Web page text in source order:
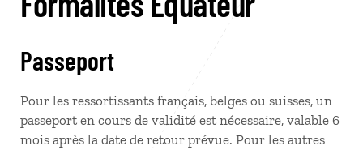
Passeport
Pour les ressortissants français, belges ou suisses, un
passeport en cours de validité est nécessaire, valable 6
mois après la date de retour prévue. Pour les autres